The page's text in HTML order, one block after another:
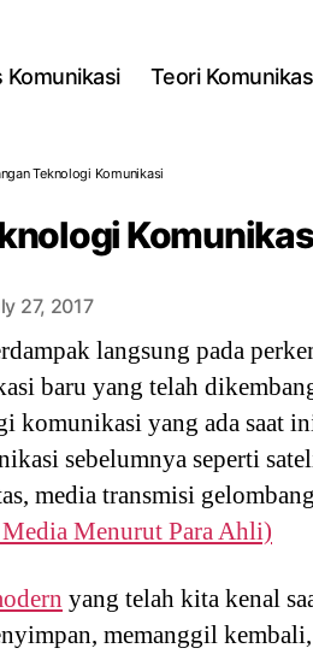
Teori
Teknologi Komunikasi
27, 2017
langsung pada
baru yang telah
komunikasi yang ada saat
sebelumnya seperti
media transmisi
Menurut Para Ahli)
yang telah kita kenal
memanggil